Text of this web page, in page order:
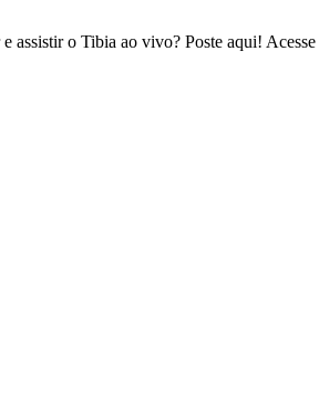
assistir o Tibia ao vivo? Poste aqui! Acesse